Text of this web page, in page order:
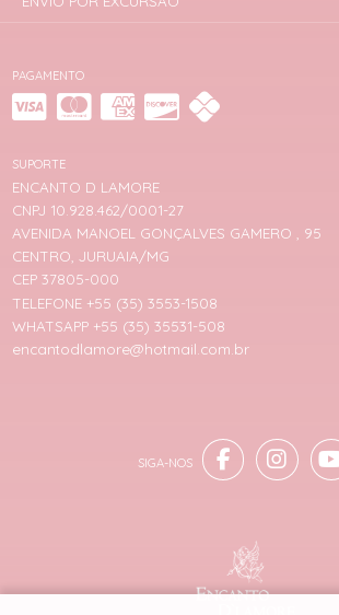
PAGAMENTO
SUPORTE
ENCANTO D LAMORE
CNPJ 10.928.462/0001-27
AVENIDA MANOEL GONÇALVES GAMERO , 95
CENTRO, JURUAIA/MG
CEP 37805-000
TELEFONE +55 (35) 3553-1508
WHATSAPP +55 (35) 35531-508
encantodlamore@hotmail.com.br